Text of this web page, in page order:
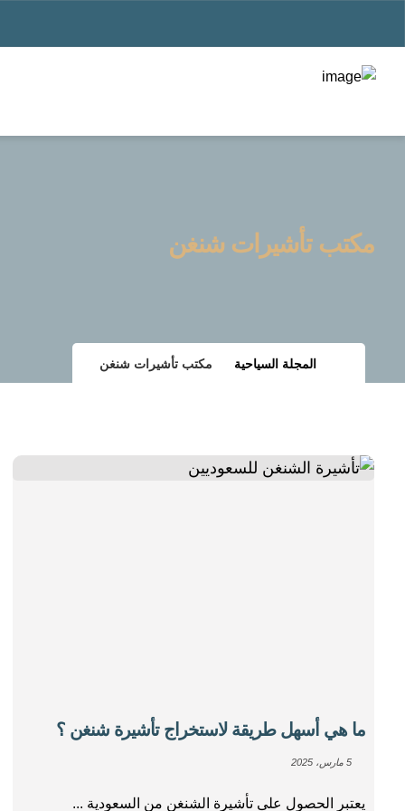
مكتب تأشيرات شنغن
المجلة السياحية مكتب تأشيرات شنغن
ما هي أسهل طريقة لاستخراج تأشيرة شنغن ؟
5 مارس، 2025
يعتبر الحصول على تأشيرة الشنغن من السعودية ...